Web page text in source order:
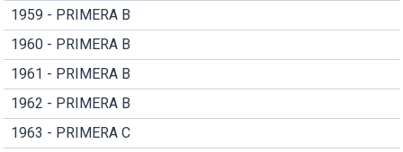
1959 - PRIMERA B
1960 - PRIMERA B
1961 - PRIMERA B
1962 - PRIMERA B
1963 - PRIMERA C